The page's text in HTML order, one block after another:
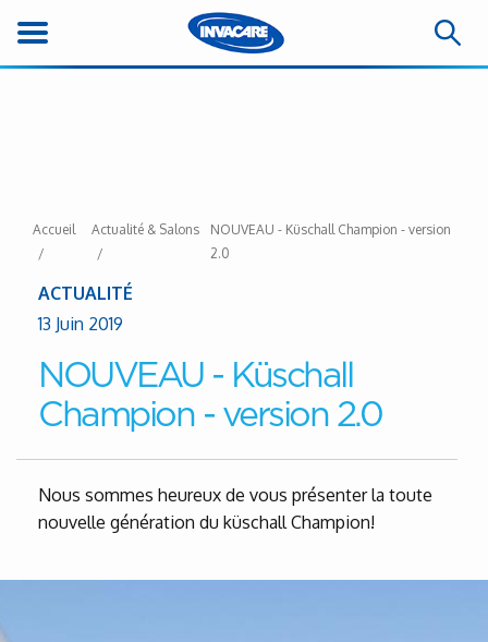
Accueil Actualité & Salons
NOUVEAU - Küschall Champion - version
2.0
ACTUALITÉ
13 Juin 2019
NOUVEAU - Küschall
Champion - version 2.0
Nous sommes heureux de vous présenter la toute
nouvelle génération du küschall Champion!